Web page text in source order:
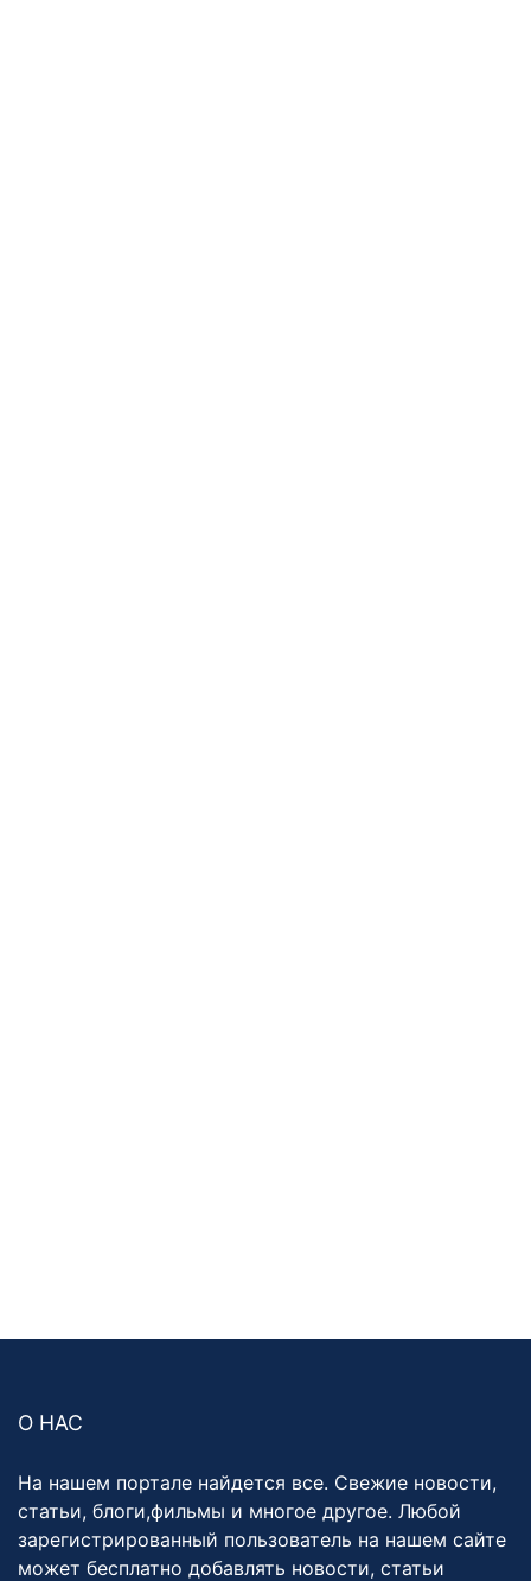
О НАС
На нашем портале найдется все. Свежие новости,
статьи, блоги,фильмы и многое другое. Любой
зарегистрированный пользователь на нашем сайте
может бесплатно добавлять новости, статьи